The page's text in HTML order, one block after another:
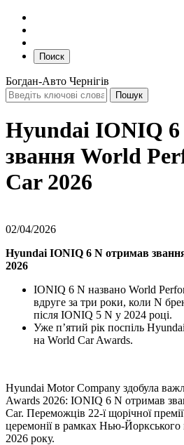
Поиск
Богдан-Авто Чернігів
Hyundai IONIQ
звання World
Car 2026
02/04/2026
Hyundai IONIQ 6 N отримав
2026
IONIQ 6 N названо World
вдруге за три роки, коли N
після IONIQ 5 N у 2024 році.
Уже п’ятий рік поспіль
на World Car Awards.
Hyundai Motor Company здобула
Awards 2026: IONIQ 6 N отримав
Car. Переможців 22-ї щорічної
церемонії в рамках Нью-
2026 року.